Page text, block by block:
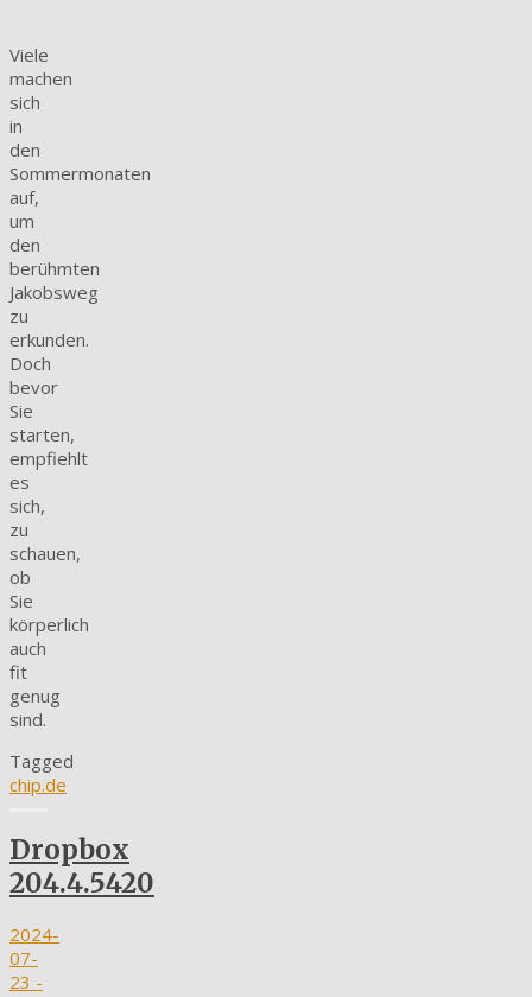
Viele
machen
sich
in
den
Sommermonaten
auf,
um
den
berühmten
Jakobsweg
zu
erkunden.
Doch
bevor
Sie
starten,
empfiehlt
es
sich,
zu
schauen,
ob
Sie
körperlich
auch
fit
genug
sind.
Tagged
chip.de
Dropbox
204.4.5420
2024-
07-
23 -